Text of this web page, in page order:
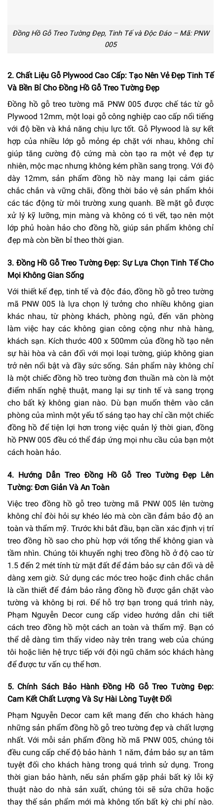
Đồng Hồ Gỗ Treo Tường Đẹp, Tinh Tế và Độc Đáo – Mã: PNW
005
2. Chất Liệu Gỗ Plywood Cao Cấp: Tạo Nên Vẻ Đẹp Tinh Tế
Và Bền Bỉ Cho Đồng Hồ Gỗ Treo Tường Đẹp
Đồng hồ gỗ treo tường mã PNW 005 được chế tác từ gỗ
Plywood 12mm, một loại gỗ công nghiệp cao cấp nổi tiếng
với độ bền và khả năng chịu lực tốt. Gỗ Plywood là sự kết
hợp của nhiều lớp gỗ mỏng ép chặt với nhau, không chỉ
giúp tăng cường độ cứng mà còn tạo ra một vẻ đẹp tự
nhiên, mộc mạc nhưng không kém phần sang trọng. Với độ
dày 12mm, sản phẩm đồng hồ này mang lại cảm giác
chắc chắn và vững chãi, đồng thời bảo vệ sản phẩm khỏi
các tác động từ môi trường xung quanh. Bề mặt gỗ được
xử lý kỹ lưỡng, mịn màng và không có tì vết, tạo nên một
lớp phủ hoàn hảo cho đồng hồ, giúp sản phẩm không chỉ
đẹp mà còn bền bỉ theo thời gian.
3. Đồng Hồ Gỗ Treo Tường Đẹp: Sự Lựa Chọn Tinh Tế Cho
Mọi Không Gian Sống
Với thiết kế đẹp, tinh tế và độc đáo, đồng hồ gỗ treo tường
mã PNW 005 là lựa chọn lý tưởng cho nhiều không gian
khác nhau, từ phòng khách, phòng ngủ, đến văn phòng
làm việc hay các không gian công cộng như nhà hàng,
khách sạn. Kích thước 400 x 500mm của đồng hồ tạo nên
sự hài hòa và cân đối với mọi loại tường, giúp không gian
trở nên nổi bật và đầy sức sống. Sản phẩm này không chỉ
là một chiếc đồng hồ treo tường đơn thuần mà còn là một
điểm nhấn nghệ thuật, mang lại sự tinh tế và sang trọng
cho bất kỳ không gian nào. Dù bạn muốn thêm vào căn
phòng của mình một yếu tố sáng tạo hay chỉ cần một chiếc
đồng hồ để tiện lợi hơn trong việc quản lý thời gian, đồng
hồ PNW 005 đều có thể đáp ứng mọi nhu cầu của bạn một
cách hoàn hảo.
4. Hướng Dẫn Treo Đồng Hồ Gỗ Treo Tường Đẹp Lên
Tường: Đơn Giản Và An Toàn
Việc treo đồng hồ gỗ treo tường mã PNW 005 lên tường
không chỉ đòi hỏi sự khéo léo mà còn cần đảm bảo độ an
toàn và thẩm mỹ. Trước khi bắt đầu, bạn cần xác định vị trí
treo đồng hồ sao cho phù hợp với tổng thể không gian và
tầm nhìn. Chúng tôi khuyến nghị treo đồng hồ ở độ cao từ
1.5 đến 2 mét tính từ mặt đất để đảm bảo sự cân đối và dễ
dàng xem giờ. Sử dụng các móc treo hoặc đinh chắc chắn
là cần thiết để đảm bảo rằng đồng hồ được gắn chặt vào
tường và không bị rơi. Để hỗ trợ bạn trong quá trình này,
Phạm Nguyễn Decor cung cấp video hướng dẫn chi tiết
cách treo đồng hồ một cách an toàn và thẩm mỹ. Bạn có
thể dễ dàng tìm thấy video này trên trang web của chúng
tôi hoặc liên hệ trực tiếp với đội ngũ chăm sóc khách hàng
để được tư vấn cụ thể hơn.
5. Chính Sách Bảo Hành Đồng Hồ Gỗ Treo Tường Đẹp:
Cam Kết Chất Lượng Và Sự Hài Lòng Tuyệt Đối
Phạm Nguyễn Decor cam kết mang đến cho khách hàng
những sản phẩm đồng hồ gỗ treo tường đẹp và chất lượng
nhất. Với mỗi sản phẩm đồng hồ mã PNW 005, chúng tôi
đều cung cấp chế độ bảo hành 1 năm, đảm bảo sự an tâm
tuyệt đối cho khách hàng trong quá trình sử dụng. Trong
thời gian bảo hành, nếu sản phẩm gặp phải bất kỳ lỗi kỹ
thuật nào do nhà sản xuất, chúng tôi sẽ sửa chữa hoặc
thay thế sản phẩm mới mà không tốn bất kỳ chi phí nào.